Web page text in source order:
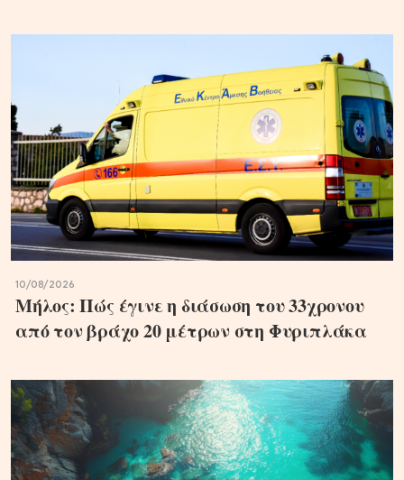
10/08/2026
Μήλος: Πώς έγινε η διάσωση του 33χρονου
από τον βράχο 20 μέτρων στη Φυριπλάκα